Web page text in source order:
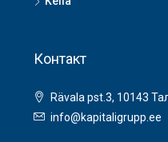
Контакт
Rävala pst.3, 10143
info@kapitaligrupp.ee